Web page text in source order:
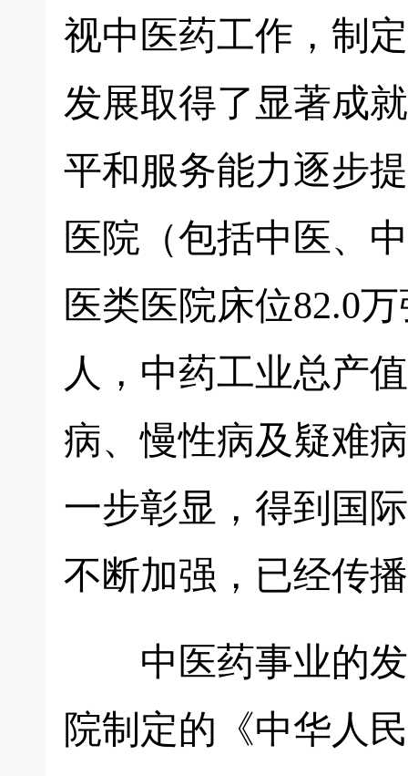
视中医药工作，制
发展取得了显著成
平和服务能力逐步
医院（包括中医、
医类医院床位82.0
人，中药工业总产
病、慢性病及疑难
一步彰显，得到国
不断加强，已经传
中医药事业的发
院制定的《中华人